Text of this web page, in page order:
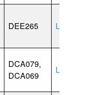
DEE265 Lattes
DCA079,
DCA069
Lattes